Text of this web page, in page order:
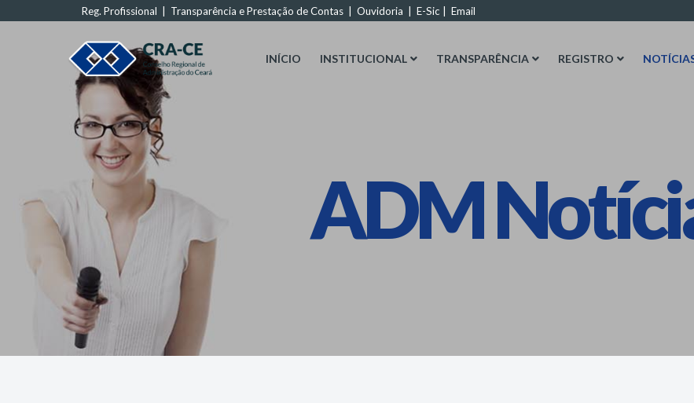
Reg. Profissional Transparência e Prestação de Contas Ouvidoria E-Sic Email
INÍCIO INSTITUCIONAL TRANSPARÊNCIA REGISTRO
ADM